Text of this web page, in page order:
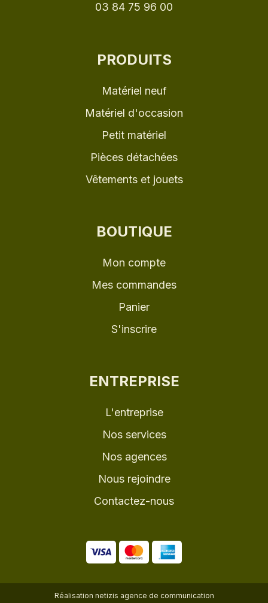
03 84 75 96 00
PRODUITS
Matériel neuf
Matériel d'occasion
Petit matériel
Pièces détachées
Vêtements et jouets
BOUTIQUE
Mon compte
Mes commandes
Panier
S'inscrire
ENTREPRISE
L'entreprise
Nos services
Nos agences
Nous rejoindre
Contactez-nous
Réalisation netizis agence de communication